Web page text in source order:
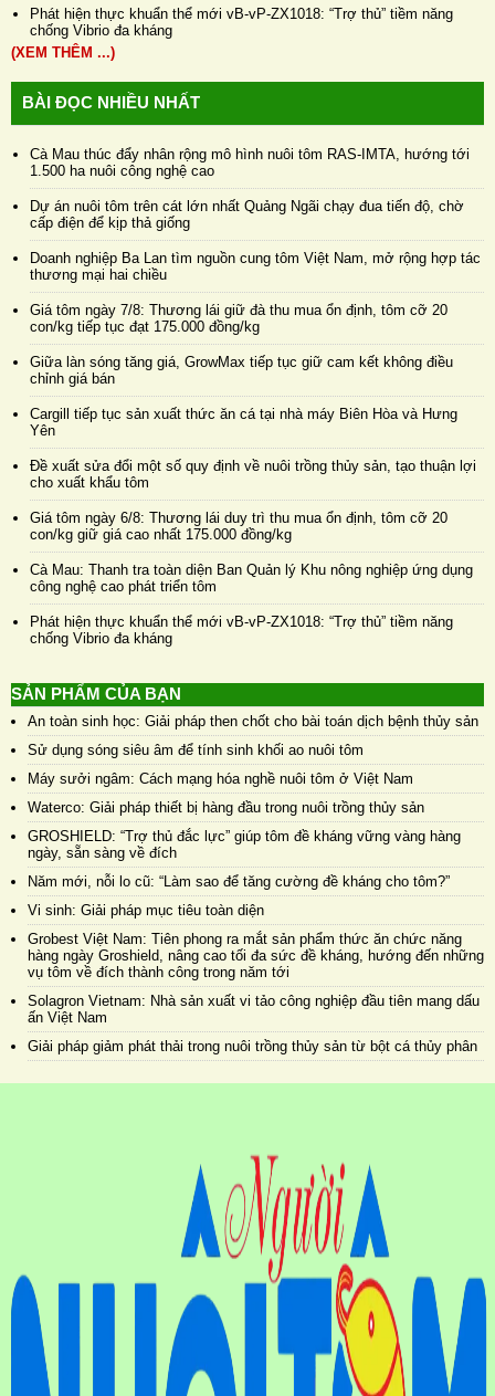
Phát hiện thực khuẩn thể mới vB-vP-ZX1018: “Trợ thủ” tiềm năng
chống Vibrio đa kháng
(XEM THÊM ...)
BÀI ĐỌC NHIỀU NHẤT
Cà Mau thúc đẩy nhân rộng mô hình nuôi tôm RAS-IMTA, hướng tới
1.500 ha nuôi công nghệ cao
Dự án nuôi tôm trên cát lớn nhất Quảng Ngãi chạy đua tiến độ, chờ
cấp điện để kịp thả giống
Doanh nghiệp Ba Lan tìm nguồn cung tôm Việt Nam, mở rộng hợp tác
thương mại hai chiều
Giá tôm ngày 7/8: Thương lái giữ đà thu mua ổn định, tôm cỡ 20
con/kg tiếp tục đạt 175.000 đồng/kg
Giữa làn sóng tăng giá, GrowMax tiếp tục giữ cam kết không điều
chỉnh giá bán
Cargill tiếp tục sản xuất thức ăn cá tại nhà máy Biên Hòa và Hưng
Yên
Đề xuất sửa đổi một số quy định về nuôi trồng thủy sản, tạo thuận lợi
cho xuất khẩu tôm
Giá tôm ngày 6/8: Thương lái duy trì thu mua ổn định, tôm cỡ 20
con/kg giữ giá cao nhất 175.000 đồng/kg
Cà Mau: Thanh tra toàn diện Ban Quản lý Khu nông nghiệp ứng dụng
công nghệ cao phát triển tôm
Phát hiện thực khuẩn thể mới vB-vP-ZX1018: “Trợ thủ” tiềm năng
chống Vibrio đa kháng
SẢN PHẨM CỦA BẠN
An toàn sinh học: Giải pháp then chốt cho bài toán dịch bệnh thủy sản
Sử dụng sóng siêu âm để tính sinh khối ao nuôi tôm
Máy sưởi ngâm: Cách mạng hóa nghề nuôi tôm ở Việt Nam
Waterco: Giải pháp thiết bị hàng đầu trong nuôi trồng thủy sản
GROSHIELD: “Trợ thủ đắc lực” giúp tôm đề kháng vững vàng hàng
ngày, sẵn sàng về đích
Năm mới, nỗi lo cũ: “Làm sao để tăng cường đề kháng cho tôm?”
Vi sinh: Giải pháp mục tiêu toàn diện
Grobest Việt Nam: Tiên phong ra mắt sản phẩm thức ăn chức năng
hàng ngày Groshield, nâng cao tối đa sức đề kháng, hướng đến những
vụ tôm về đích thành công trong năm tới
Solagron Vietnam: Nhà sản xuất vi tảo công nghiệp đầu tiên mang dấu
ấn Việt Nam
Giải pháp giảm phát thải trong nuôi trồng thủy sản từ bột cá thủy phân